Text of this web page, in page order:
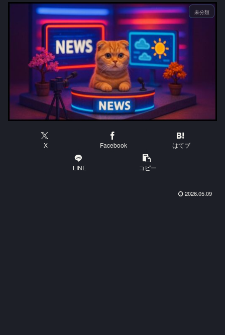
未分類
X Facebook はてブ
LINE コピー
2026.05.09